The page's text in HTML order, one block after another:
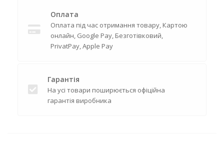
Оплата
Оплата під час отримання товару, Картою
онлайн, Google Pay, Безготівковий,
PrivatPay, Apple Pay
Гарантія
На усі товари поширюється офіційна
гарантія виробника